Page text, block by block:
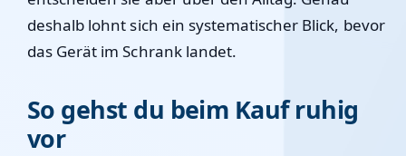
deshalb lohnt sich ein systematischer Blick, bevor
das Gerät im Schrank landet.
So gehst du beim Kauf ruhig
vor